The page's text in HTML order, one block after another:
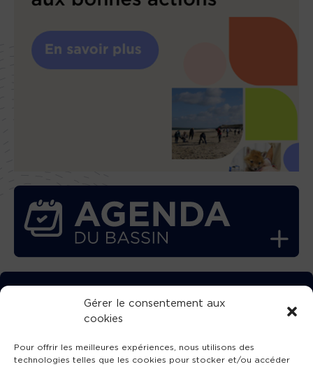
Gérer le consentement aux
cookies
Pour offrir les meilleures expériences, nous utilisons des
technologies telles que les cookies pour stocker et/ou accéder
TÉLÉCHARGEZ GRATUITEMENT
L’APPLICATION TVBA !